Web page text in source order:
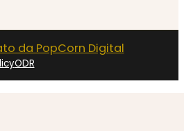
da PopCorn Digital
ODR